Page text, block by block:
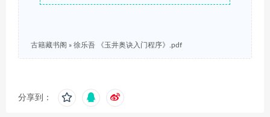
古籍藏书阁 » 徐乐吾 《玉井奥诀入门程序》.pdf
分享到：